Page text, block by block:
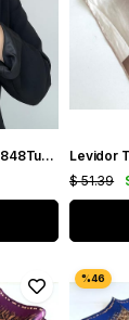
Levidor Tivil İpek Eşarp 46848Turuncu-Kahverengi Karışık Desen
$ 51.39